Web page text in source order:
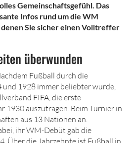
Gemeinschaftsgefühl. Das
Infos rund um die WM
Sie sicher einen Volltreffer
überwunden
Fußball durch die
und 1928 immer beliebter wurde,
FIFA, die erste
1930 auszutragen. Beim Turnier in
aus 13 Nationen an.
ihr WM-Debüt gab die
Über die Jahrzehnte ist Fußball in